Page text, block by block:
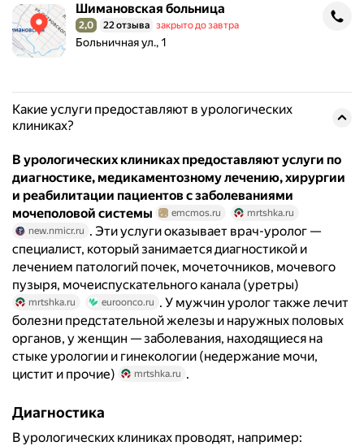
Шимановская больницаШимановская больница
Рейтинг 2,0 из 5
2,0 22 отзыва закрыто до завтра
Адрес: Больничная ул., 1 .
Больничная ул., 1
Какие услуги предоставляют в урологических
клиниках?
В урологических клиниках предоставляют услуги по
диагностике, медикаментозному лечению, хирургии
и реабилитации пациентов с заболеваниями
мочеполовой системы
emcmos.ru
mrtshka.ru
new.nmicr.ru . Эти услуги оказывает врач-уролог —
специалист, который занимается диагностикой и
лечением патологий почек, мочеточников, мочевого
пузыря, мочеиспускательного канала (уретры)
mrtshka.ru euroonco.ru . У мужчин уролог также лечит
болезни предстательной железы и наружных половых
органов, у женщин — заболевания, находящиеся на
стыке урологии и гинекологии (недержание мочи,
цистит и прочие)
mrtshka.ru .
Диагностика
В урологических клиниках проводят, например: